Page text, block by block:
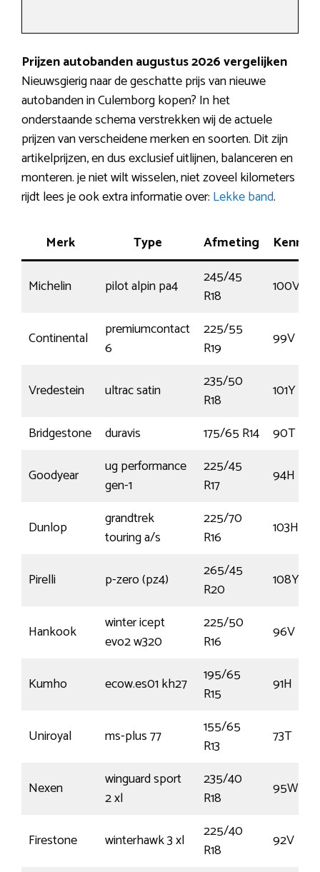
Prijzen autobanden augustus 2026 vergelijken
Nieuwsgierig naar de geschatte prijs van nieuwe
autobanden in Culemborg kopen? In het
onderstaande schema verstrekken wij de actuele
prijzen van verscheidene merken en soorten. Dit zijn
artikelprijzen, en dus exclusief uitlijnen, balanceren en
monteren. je niet wilt wisselen, niet zoveel kilometers
rijdt lees je ook extra informatie over: Lekke band.
Merk Type Afmeting
Michelin pilot alpin pa4
245/45
R18
100V
Continental
premiumcontact
6
225/55
R19
99V
Vredestein ultrac satin
235/50
R18
101Y
Bridgestone
duravis 175/65 R14
90T
Goodyear
ug performance
gen-1
225/45
R17
94H
Dunlop
grandtrek
touring a/s
225/70
R16
103H
Pirelli p-zero (pz4)
265/45
R20
108Y
Hankook
winter icept
evo2 w320
225/50
R16
96V
Kumho ecow.es01 kh27
195/65
R15
91H
Uniroyal ms-plus 77
155/65
R13
73T
Nexen
winguard sport
2 xl
235/40
R18
95W
Firestone winterhawk 3 xl
225/40
R18
92V